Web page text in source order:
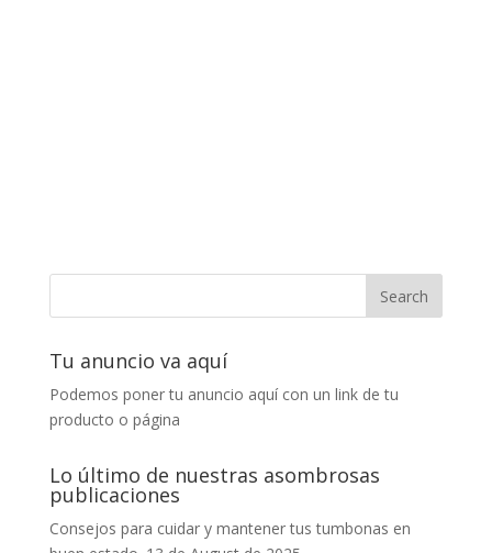
Tu anuncio va aquí
Podemos poner tu anuncio aquí con un link de tu
producto o página
Lo último de nuestras asombrosas
publicaciones
Consejos para cuidar y mantener tus tumbonas en